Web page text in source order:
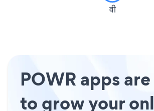
वी
POWR apps
to grow your